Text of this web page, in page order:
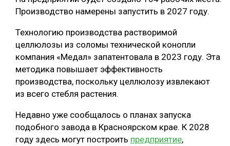
Производство намерены запустить в 2027 году.
Технологию производства растворимой
целлюлозы из соломы технической конопли
компания «Медал» запатентовала в 2023 году. Эта
методика повышает эффективность
производства, поскольку целлюлозу извлекают
из всего стебля растения.
Недавно уже сообщалось о планах запуска
подобного завода в Красноярском крае. К 2028
году здесь могут построить предприятие,